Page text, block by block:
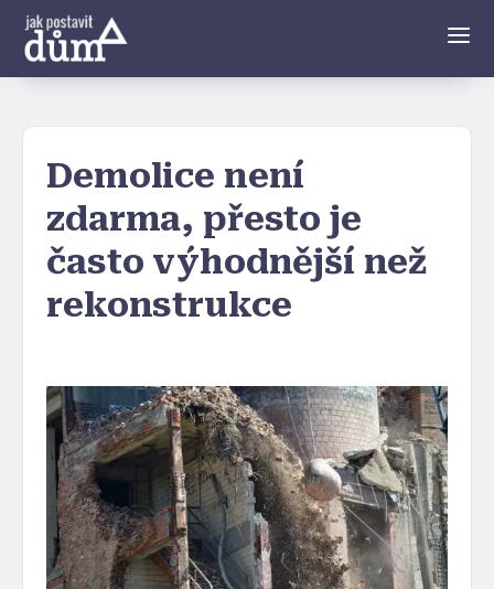
Demolice není
zdarma, přesto je
často výhodnější než
rekonstrukce